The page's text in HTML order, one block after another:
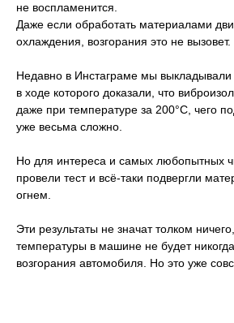
не воспламенится.
Даже если обработать материалами
охлаждения, возгорания это не вызовет.
Недавно в Инстаграме мы выкладывали
в ходе которого доказали, что
даже при температуре за 200°С, чего
уже весьма сложно.
Но для интереса и самых любопытных
провели тест и всё-таки подвергли
огнем.
Эти результаты не значат толком
температуры в машине не будет
возгорания автомобиля. Но это уже